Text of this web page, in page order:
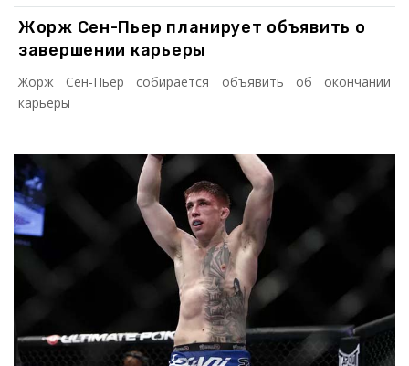
Жорж Сен-Пьер планирует объявить о
завершении карьеры
Жорж Сен-Пьер собирается объявить об окончании
карьеры